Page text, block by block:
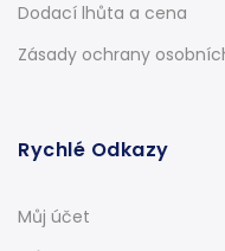
Dodací lhůta a cena
Zásady ochrany
Rychlé Odkazy
Můj účet